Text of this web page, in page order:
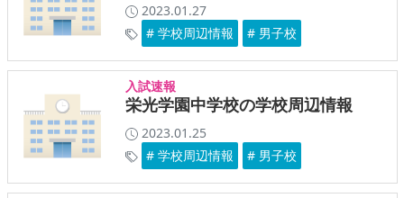
2023.01.27
# 学校周辺情報
# 男子校
入試速報
栄光学園中学校の学校周辺情報
2023.01.25
# 学校周辺情報
# 男子校